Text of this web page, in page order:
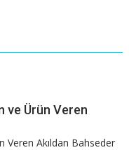
ve Ürün Veren
Veren Akıldan Bahseder